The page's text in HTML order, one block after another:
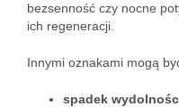
bezsenność czy nocne
ich regeneracji.
Innymi oznakami mogą
spadek